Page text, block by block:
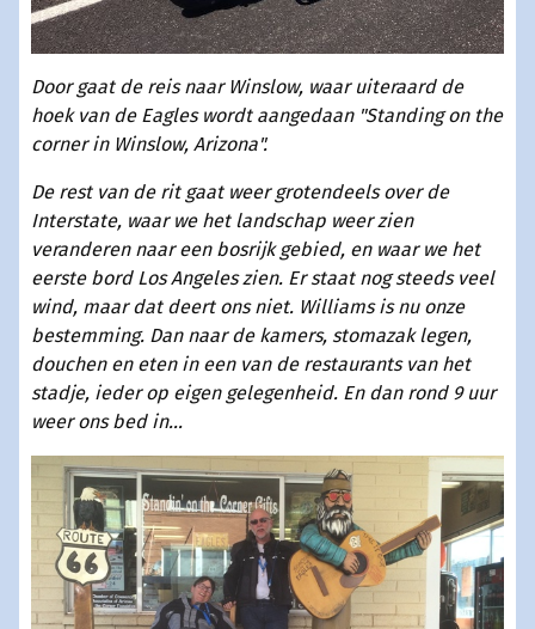
Door gaat de reis naar Winslow, waar uiteraard de
hoek van de Eagles wordt aangedaan "Standing on the
corner in Winslow, Arizona".
De rest van de rit gaat weer grotendeels over de
Interstate, waar we het landschap weer zien
veranderen naar een bosrijk gebied, en waar we het
eerste bord Los Angeles zien. Er staat nog steeds veel
wind, maar dat deert ons niet. Williams is nu onze
bestemming. Dan naar de kamers, stomazak legen,
douchen en eten in een van de restaurants van het
stadje, ieder op eigen gelegenheid. En dan rond 9 uur
weer ons bed in...